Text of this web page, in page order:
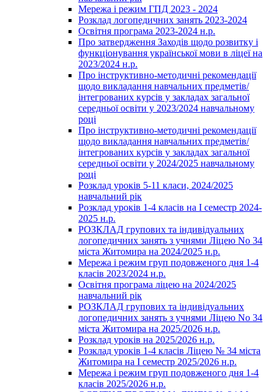
Мережа і режим ГПД 2023 - 2024
Розклад логопедичних занять 2023-2024
Освітня програма 2023-2024 н.р.
Про затвердження Заходів щодо розвитку і
функціонування української мови в ліцеї на
2023/2024 н.р.
Про інструктивно-методичні рекомендації
щодо викладання навчальних предметів/
інтегрованих курсів у закладах загальної
середньої освіти у 2023/2024 навчальному
році
Про інструктивно-методичні рекомендації
щодо викладання навчальних предметів/
інтегрованих курсів у закладах загальної
середньої освіти у 2024/2025 навчальному
році
Розклад уроків 5-11 класи, 2024/2025
навчальний рік
Розклад уроків 1-4 класів на І семестр 2024-
2025 н.р.
РОЗКЛАД групових та індивідуальних
логопедичних занять з учнями Ліцею No 34
міста Житомира на 2024/2025 н.р.
Мережа і режим груп подовженого дня 1-4
класів 2023/2024 н.р.
Освітня програма ліцею на 2024/2025
навчальний рік
РОЗКЛАД групових та індивідуальних
логопедичних занять з учнями Ліцею No 34
міста Житомира на 2025/2026 н.р.
Розклад уроків на 2025/2026 н.р.
Розклад уроків 1-4 класів Ліцею № 34 міста
Житомира на І семестр 2025/2026 н.р.
Мережа і режим груп подовженого дня 1-4
класів 2025/2026 н.р.